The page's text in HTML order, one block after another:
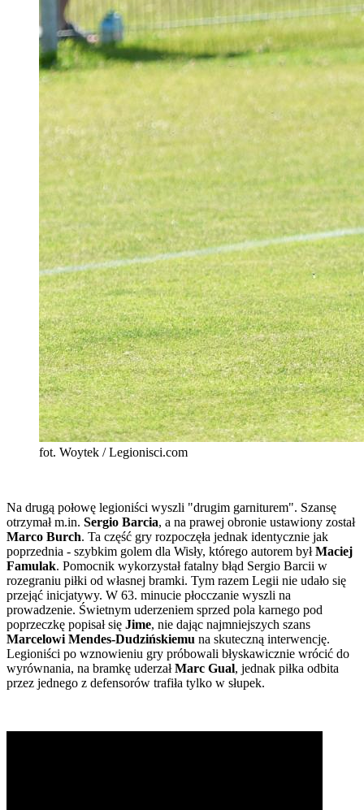
fot. Woytek / Legionisci.com
Na drugą połowę legioniści wyszli "drugim garniturem". Szansę
otrzymał m.in. Sergio Barcia, a na prawej obronie ustawiony został
Marco Burch. Ta część gry rozpoczęła jednak identycznie jak
poprzednia - szybkim golem dla Wisły, którego autorem byłMaciej
Famulak. Pomocnik wykorzystał fatalny błąd Sergio Barcii w
rozegraniu piłki od własnej bramki. Tym razem Legii nie udało się
przejąć inicjatywy. W 63. minucie płocczanie wyszli na
prowadzenie. Świetnym uderzeniem sprzed pola karnego pod
poprzeczkę popisał się Jime, nie dając najmniejszych szans
Marcelowi Mendes-Dudzińskiemu na skuteczną interwencję.
Legioniści po wznowieniu gry próbowali błyskawicznie wrócić do
wyrównania, na bramkę uderzałMarc Gual, jednak piłka odbita
przez jednego z defensorów trafiła tylko w słupek.